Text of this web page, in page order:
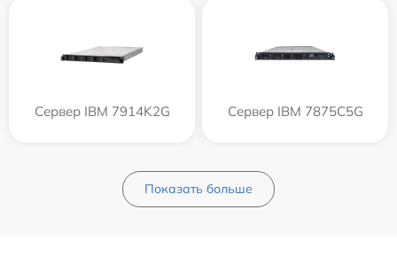
Сервер IBM 7914K2G Сервер IBM 7875C5G
Показать больше